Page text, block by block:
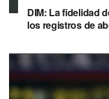
DIM: La fidelidad
los registros de